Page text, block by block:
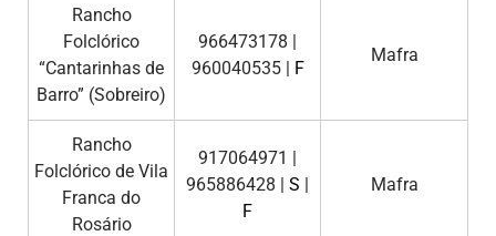
Rancho
Folclórico
“Cantarinhas de
Barro” (Sobreiro)
966473178 |
960040535 | F
Mafra
Rancho
Folclórico de Vila
Franca do
Rosário
917064971 |
965886428 | S |
F
Mafra